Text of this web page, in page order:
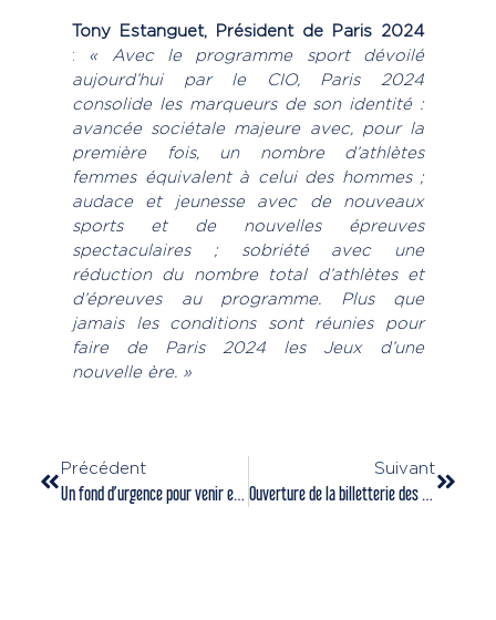
Tony Estanguet, Président de Paris 2024
: « Avec le programme sport dévoilé
aujourd’hui par le CIO, Paris 2024
consolide les marqueurs de son identité :
avancée sociétale majeure avec, pour la
première fois, un nombre d’athlètes
femmes équivalent à celui des hommes ;
audace et jeunesse avec de nouveaux
sports et de nouvelles épreuves
spectaculaires ; sobriété avec une
réduction du nombre total d’athlètes et
d’épreuves au programme. Plus que
jamais les conditions sont réunies pour
faire de Paris 2024 les Jeux d’une
nouvelle ère. »
Précédent
Un fond d’urgence pour venir en aide aux fédérations en difficulté
Suivant
Ouverture de la billetterie des jeux des masters 2021 !